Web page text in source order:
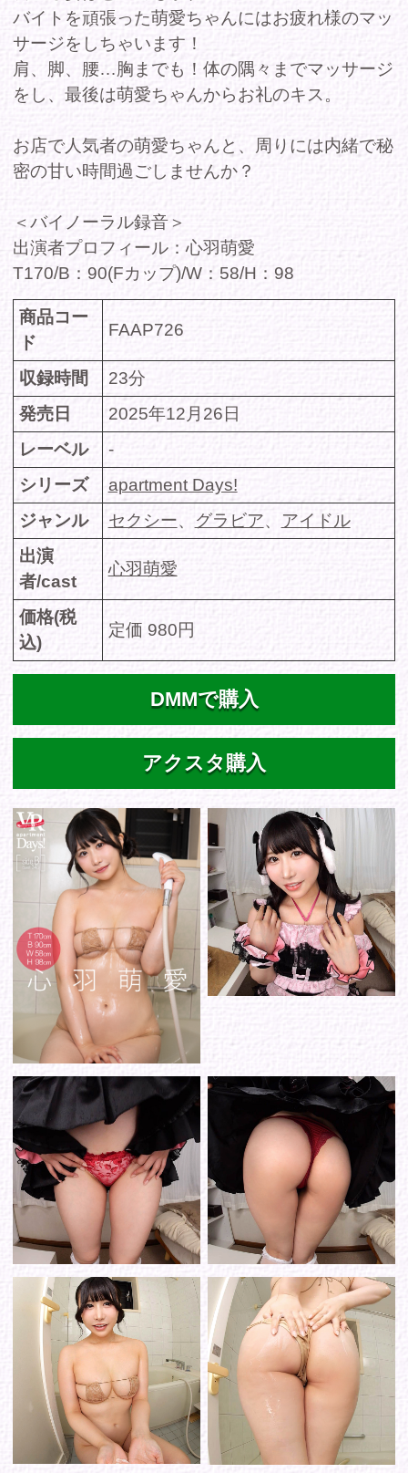
発売日
2025年12月26日
レーベル
-
シリーズ
apartment Days!
ジャンル
セクシー、グラビア 、
アイドル
者/cast
価格(税
込)
定価 980円
DMMで購入
アクスタ購入
シリーズから選ぶ
ゾーンから選ぶ